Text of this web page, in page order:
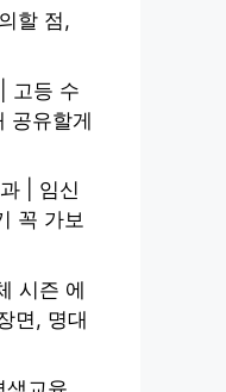
할 점,
고등 수
공유할게
| 임신
꼭 가보
시즌 에
면, 명대